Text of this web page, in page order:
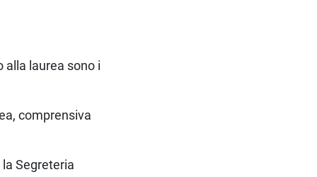
alla laurea sono i
comprensiva
Segreteria